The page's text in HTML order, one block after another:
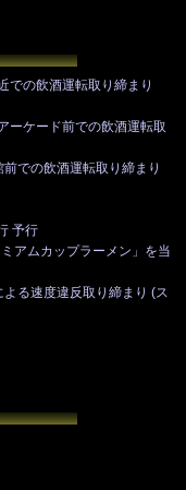
での飲酒運転取り締まり
ーケード前での飲酒運転取
での飲酒運転取り締まり
予行
アムカップラーメン」を当
る速度違反取り締まり (ス